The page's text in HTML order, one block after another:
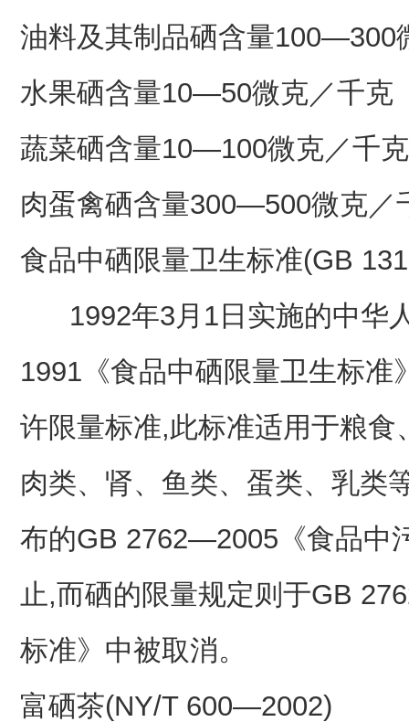
油料及其制品硒含量100—300
水果硒含量10—50微克／千克
蔬菜硒含量10—100微克／千克
肉蛋禽硒含量300—500微克／
食品中硒限量卫生标准(GB
1992年3月1日实施的中华
1991《食品中硒限量卫生标
许限量标准,此标准适用于粮
肉类、肾、鱼类、蛋类、乳类
布的GB 2762—2005《食品中
止,而硒的限量规定则于GB
标准》中被取消。
富硒茶(NY/T 600—2002)